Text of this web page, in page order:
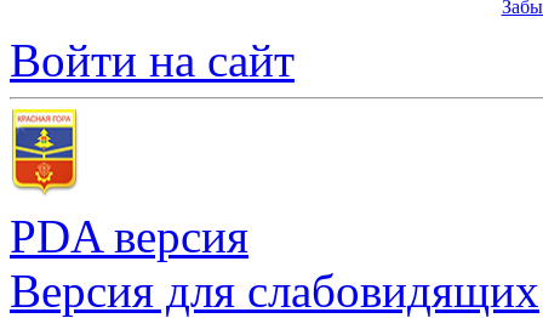
Войти на сайт
PDA версия
Версия для слабовидящих